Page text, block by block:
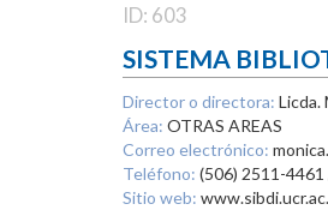
ID: 603
SISTEMA
Director o directora: Licda.
Área: OTRAS AREAS
Correo electrónico:
Teléfono: (506) 2511-
Sitio web: